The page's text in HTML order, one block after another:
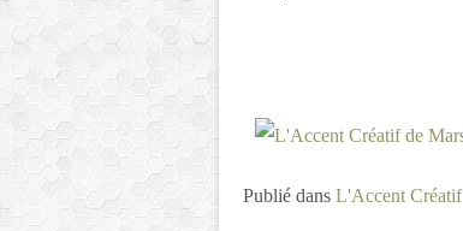
Publié dans L'Accent Créatif